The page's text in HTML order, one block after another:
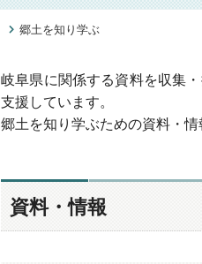
郷土を知り学ぶ
岐阜県に関係する資料を収集
支援しています。
郷土を知り学ぶための資料・情
資料・情報